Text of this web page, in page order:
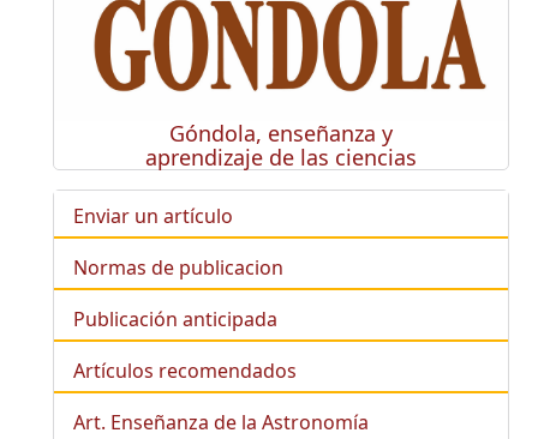
Góndola, enseñanza y
aprendizaje de las ciencias
Enviar un artículo
Normas de publicacion
Publicación anticipada
Artículos recomendados
Art. Enseñanza de la Astronomía